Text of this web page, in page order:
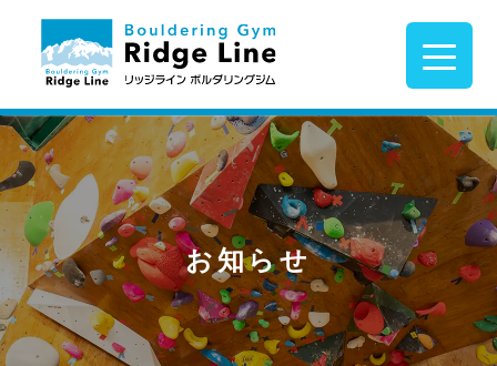
お知らせ